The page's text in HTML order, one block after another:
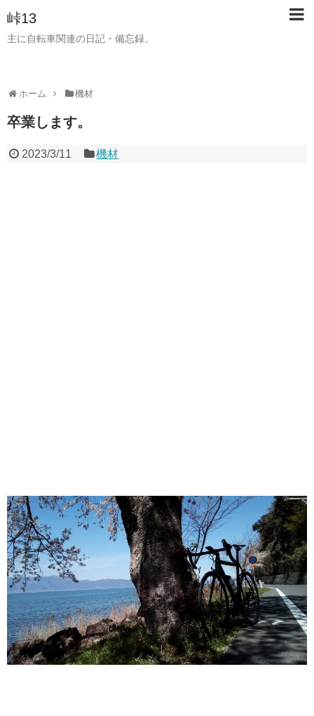
峠13
主に自転車関連の日記・備忘録。
ホーム 機材
卒業します。
2023/3/11 機材